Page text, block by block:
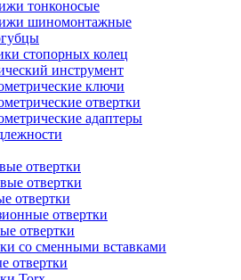
тонконосые
шиномонтажные
стопорных колец
инструмент
ключи
отвертки
адаптеры
отвертки
отвертки
отвертки
отвертки
отвертки
со сменными вставками
отвертки